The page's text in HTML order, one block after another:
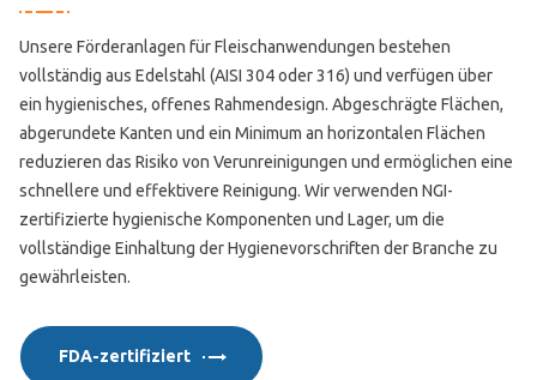
Unsere Förderanlagen für Fleischanwendungen bestehen
vollständig aus Edelstahl (AISI 304 oder 316) und verfügen über
ein hygienisches, offenes Rahmendesign. Abgeschrägte Flächen,
abgerundete Kanten und ein Minimum an horizontalen Flächen
reduzieren das Risiko von Verunreinigungen und ermöglichen eine
schnellere und effektivere Reinigung. Wir verwenden NGI-
zertifizierte hygienische Komponenten und Lager, um die
vollständige Einhaltung der Hygienevorschriften der Branche zu
gewährleisten.
FDA-zertifiziert